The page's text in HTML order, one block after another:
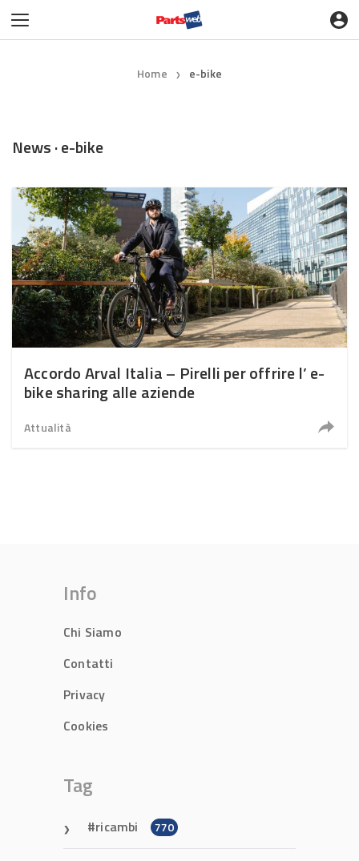
Home ❯ e-bike
News · e-bike
Accordo Arval Italia – Pirelli per offrire l’ e-
bike sharing alle aziende
Attualità
Info
Chi Siamo
Contatti
Privacy
Cookies
Tag
ricambi 770